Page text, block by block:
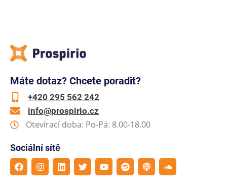
Máte dotaz? Chcete poradit?
+420 295 562 242
info@prospirio.cz
Otevírací doba: Po-Pá: 8.00-18.00
Sociální sítě